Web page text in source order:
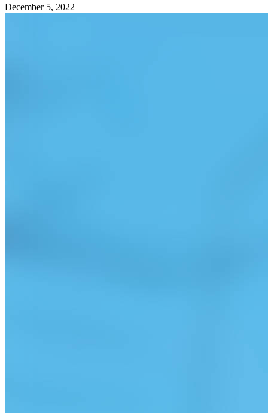
December 5, 2022